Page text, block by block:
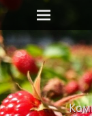
Skip
content
Primary